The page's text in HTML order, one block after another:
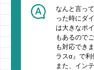
なんと言っ
った時にダ
は大きなポ
もあるので
も対応でき
ラスα』で利
また、イン